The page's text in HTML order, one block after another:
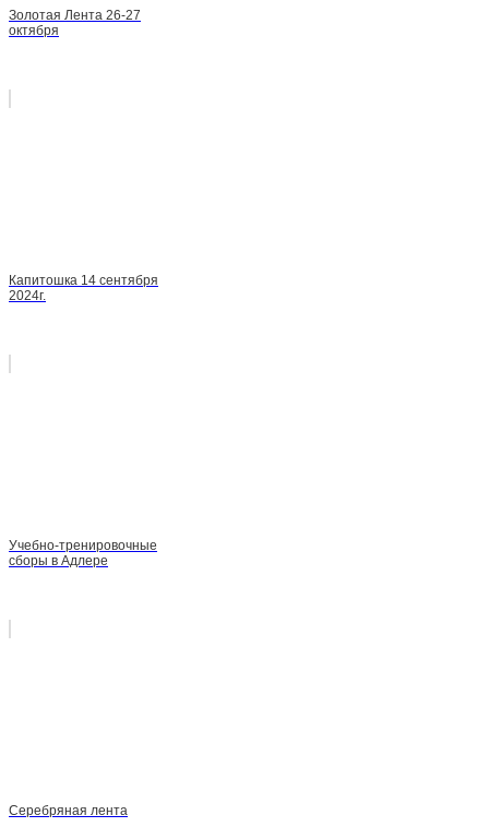
Золотая Лента 26-27
октября
Капитошка 14 сентября
2024г.
Учебно-тренировочные
сборы в Адлере
Серебряная лента